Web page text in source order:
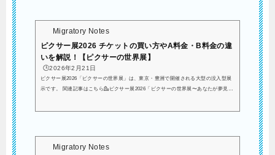
Migratory Notes
ピクサー展2026 チケットの買い方やA料金・B料金の違
いを解説！【ピクサーの世界展】
🕒️2026年2月21日
ピクサー展2026「ピクサーの世界展」は、東京・豊洲で開催される大型の没入型展
示です。 関連記事はこちら💁ピクサー展2026「ピクサーの世界展〜あなたが夢見た
Migratory Notes